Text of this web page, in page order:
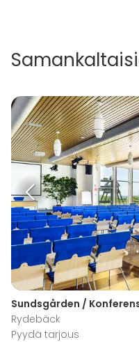
Sundsgården /
Rydebäck
Pyydä tarjous